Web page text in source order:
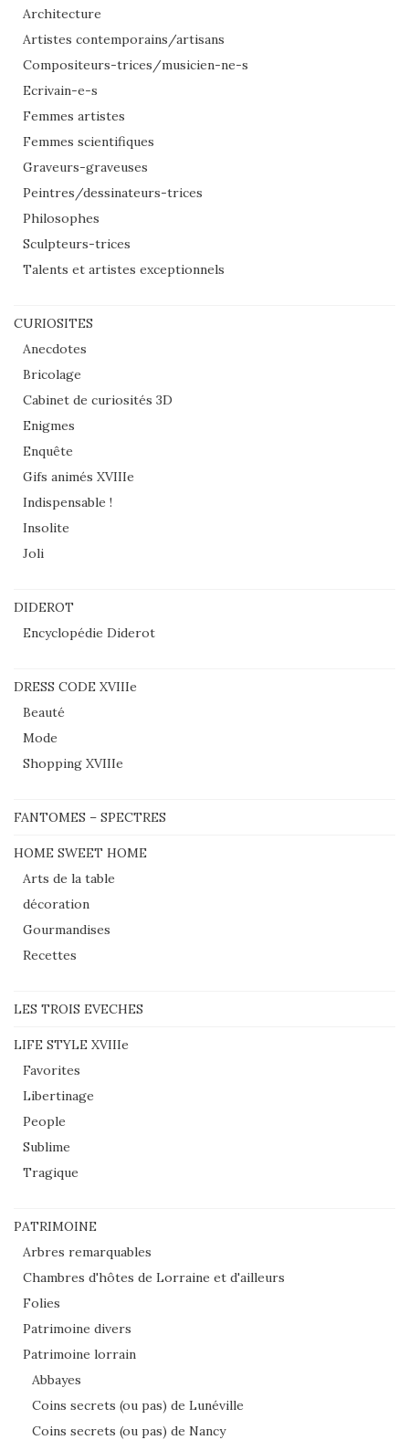
Architecture
Artistes contemporains/artisans
Compositeurs-trices/musicien-ne-s
Ecrivain-e-s
Femmes artistes
Femmes scientifiques
Graveurs-graveuses
Peintres/dessinateurs-trices
Philosophes
Sculpteurs-trices
Talents et artistes exceptionnels
CURIOSITES
Anecdotes
Bricolage
Cabinet de curiosités 3D
Enigmes
Enquête
Gifs animés XVIIIe
Indispensable !
Insolite
Joli
DIDEROT
Encyclopédie Diderot
DRESS CODE XVIIIe
Beauté
Mode
Shopping XVIIIe
FANTOMES – SPECTRES
HOME SWEET HOME
Arts de la table
décoration
Gourmandises
Recettes
LES TROIS EVECHES
LIFE STYLE XVIIIe
Favorites
Libertinage
People
Sublime
Tragique
PATRIMOINE
Arbres remarquables
Chambres d'hôtes de Lorraine et d'ailleurs
Folies
Patrimoine divers
Patrimoine lorrain
Abbayes
Coins secrets (ou pas) de Lunéville
Coins secrets (ou pas) de Nancy